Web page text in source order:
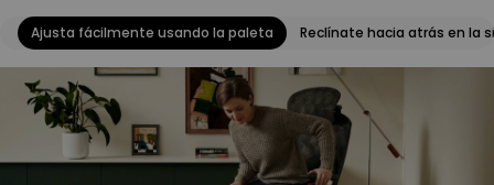
Ajusta fácilmente usando la paleta Reclínate hacia atrás en la